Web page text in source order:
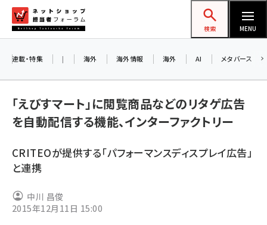
ン
ネットショップ担当者フォーラム
検索 MENU
yahoo (1908)
ecbeing (1211)
連載・特集 | 海外 海外情報 海外 AI メタバース
「えびすマート」に閲覧商品などのリタゲ広告
を自動配信する機能、インターファクトリー
CRITEOが提供する「パフォーマンスディスプレイ広告」
と連携
中川 昌俊
2015年12月11日 15:00
8/